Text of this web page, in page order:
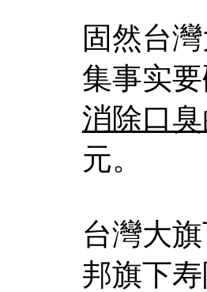
固然台
集事实
消除口
元。
台灣大
邦旗下